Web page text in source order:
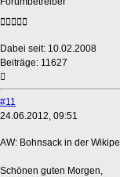
Dabei seit: 10.02.2008
Beiträge: 11627
#11
24.06.2012, 09:51
AW: Bohnsack in der
Schönen guten Morgen,